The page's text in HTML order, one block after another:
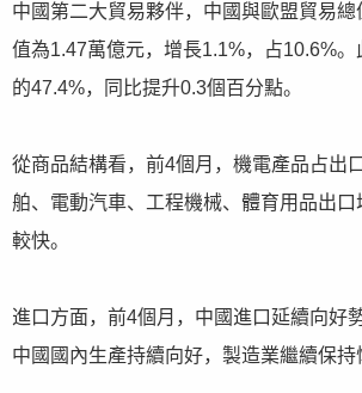
中國第二大貿易夥伴，中國與歐盟貿易
值為1.47萬億元，增長1.1%，占10.6%
的47.4%，同比提升0.3個百分點。
從商品結構看，前4個月，機電產品占出
舶、電動汽車、工程機械、體育用品出口
較快。
進口方面，前4個月，中國進口延續向好
中國國內生產持續向好，製造業繼續保